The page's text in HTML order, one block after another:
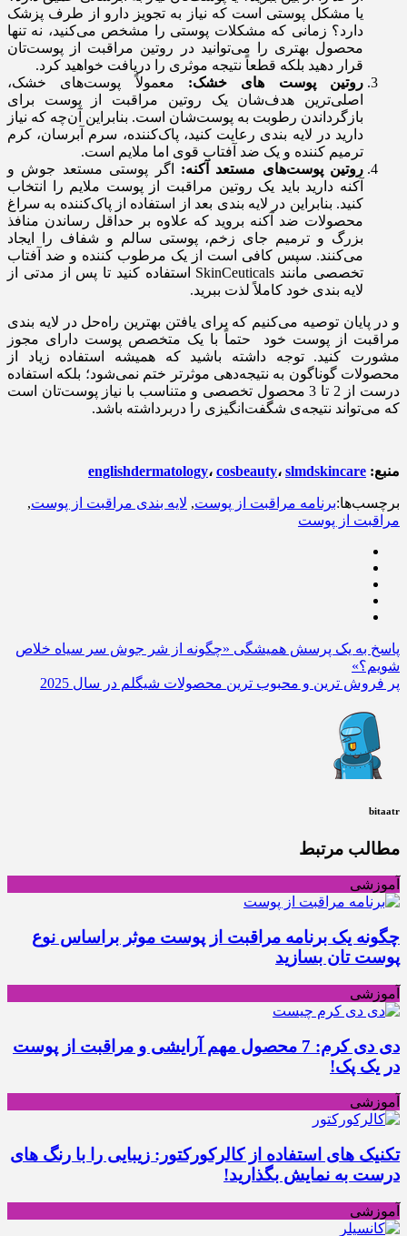
یا مشکل پوستی است که نیاز به تجویز دارو از طرف پزشک
دارد؟ زمانی که مشکلات پوستی را مشخص می‌کنید، نه تنها
محصول بهتری را می‌توانید در روتین مراقبت از پوست‌تان
قرار دهید بلکه قطعاً نتیجه موثری را دریافت خواهید کرد.
روتین پوست های خشک: معمولاً پوست‌های خشک،
اصلی‌ترین هدف‌شان یک روتین مراقبت از پوست برای
بازگرداندن رطوبت به پوست‌شان است. بنابراین آن‌چه که نیاز
دارید در لایه بندی رعایت کنید، پاک‌کننده، سرم آبرسان، کرم
ترمیم کننده و یک ضد آفتاب قوی اما ملایم است.
روتین پوست‌های مستعد آکنه: اگر پوستی مستعد جوش و
آکنه دارید باید یک روتین مراقبت از پوست ملایم را انتخاب
کنید. بنابراین در لایه بندی بعد از استفاده از پاک‌کننده به سراغ
محصولات ضد آکنه بروید که علاوه بر حداقل رساندن منافذ
بزرگ و ترمیم جای زخم، پوستی سالم و شفاف را ایجاد
می‌کنند. سپس کافی است از یک مرطوب کننده و ضد آفتاب
تخصصی مانند SkinCeuticals استفاده کنید تا پس از مدتی از
لایه بندی خود کاملاً لذت ببرید.
و در پایان توصیه می‌کنیم که برای یافتن بهترین راه‌حل در لایه بندی
مراقبت از پوست خود حتماً با یک متخصص پوست دارای مجوز
مشورت کنید. توجه داشته باشید که همیشه استفاده زیاد از
محصولات گوناگون به نتیجه‌دهی موثرتر ختم نمی‌شود؛ بلکه استفاده
درست از 2 تا 3 محصول تخصصی و متناسب با نیاز پوست‌تان است
که می‌تواند نتیجه‌ی شگفت‌انگیزی را دربرداشته باشد.
منبع: englishdermatology، cosbeauty، slmdskincare
برچسب‌ها:برنامه مراقبت از پوست, لایه بندی مراقبت از پوست,
مراقبت از پوست
پاسخ به یک پرسش همیشگی «چگونه از شر جوش سر سیاه خلاص
شویم؟»
پر فروش ترین و محبوب ترین محصولات شیگلم در سال 2025
bitaatr
مطالب مرتبط
آموزشی
چگونه یک برنامه مراقبت از پوست موثر براساس نوع
پوست تان بسازید
آموزشی
دی دی کرم: 7 محصول مهم آرایشی و مراقبت از پوست
در یک پک!
آموزشی
تکنیک های استفاده از کالرکورکتور: زیبایی را با رنگ‌ های
درست به نمایش بگذارید!
آموزشی